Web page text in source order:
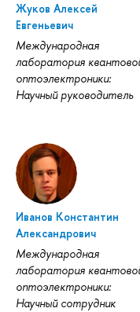
Жуков Алексей
Евгеньевич
Международная
лаборатория
оптоэлектроники:
Научный руководитель
Иванов Константин
Александрович
Международная
лаборатория
оптоэлектроники:
Научный сотрудник